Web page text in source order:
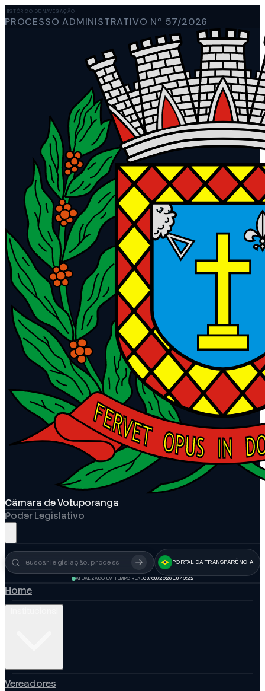
HISTÓRICO DE NAVEGAÇÃO
PROCESSO ADMINISTRATIVO Nº 57/2026
Câmara de Votuporanga
Poder Legislativo
Busca no portal PORTAL DA TRANSPARÊNCIA
ATUALIZADO EM TEMPO REAL08/08/2026 18:43:23
Home
Vereadores